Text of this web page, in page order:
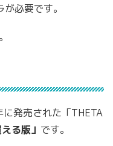
必要です。
に発売された「THETA
る版」 です。